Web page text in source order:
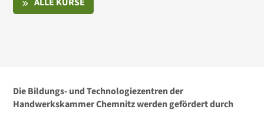
Die Bildungs- und Technologiezentren der
Handwerkskammer Chemnitz werden gefördert durch